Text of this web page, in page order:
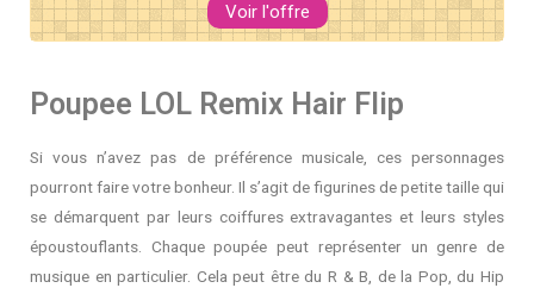
Voir l'offre
Poupee LOL Remix Hair Flip
Si vous n’avez pas de préférence musicale, ces personnages
pourront faire votre bonheur. Il s’agit de figurines de petite taille qui
se démarquent par leurs coiffures extravagantes et leurs styles
époustouflants. Chaque poupée peut représenter un genre de
musique en particulier. Cela peut être du R & B, de la Pop, du Hip